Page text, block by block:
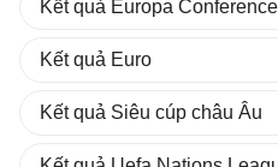
Kết quả Europa
Kết quả Euro
Kết quả Siêu cúp châu Âu